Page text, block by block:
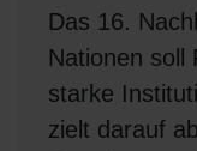
Das 16.
Nationen soll
starke
zielt darauf